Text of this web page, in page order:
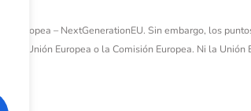
Europea – NextGenerationEU. Sin embargo, los
de la Unión Europea o la Comisión Europea. Ni la